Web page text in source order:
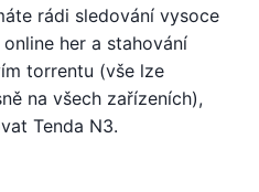
rádi sledování vysoce
her a stahování
torrentu (vše lze
na všech zařízeních),
Tenda N3.